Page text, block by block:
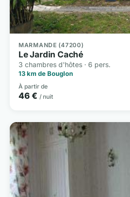
MARMANDE (47200)
Le Jardin Caché
3 chambres d'hôtes · 6 pers.
13 km de Bouglon
À partir de
46 € / nuit